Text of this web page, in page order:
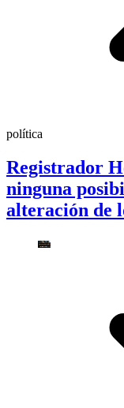
política
Registrador
ninguna
alteración de